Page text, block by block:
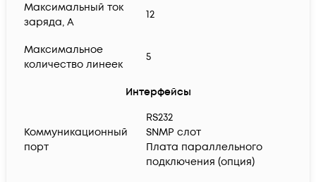
Максимальный ток
заряда, А
12
Максимальное
количество линеек
5
Интерфейсы
Коммуникационный
порт
RS232
SNMP слот
Плата параллельного
подключения (опция)